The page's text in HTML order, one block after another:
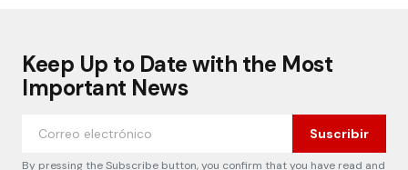
Keep Up to Date with the Most
Important News
Suscribir
By pressing the Subscribe button, you confirm that you have read and